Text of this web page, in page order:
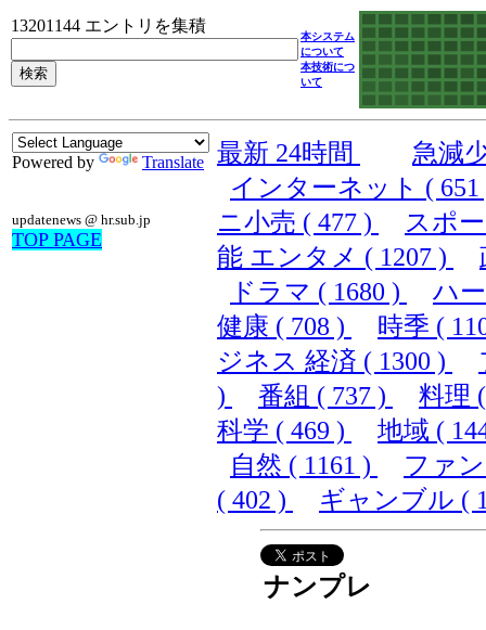
13201144 エントリを集積
本システム
について
本技術につ
いて
Powered by Translate
updatenews @ hr.sub.jp
TOP PAGE
最新 24時間
急減
インターネット (
ニ小売 ( 477 )
スポ
能 エンタメ ( 1207 )
ドラマ ( 1680 )
ハ
健康 ( 708 )
時季 (
ジネス 経済 ( 1300 )
)
番組 ( 737 )
料理
科学 ( 469 )
地域 (
自然 ( 1161 )
ファ
( 402 )
ギャンブル (
ナンプレ